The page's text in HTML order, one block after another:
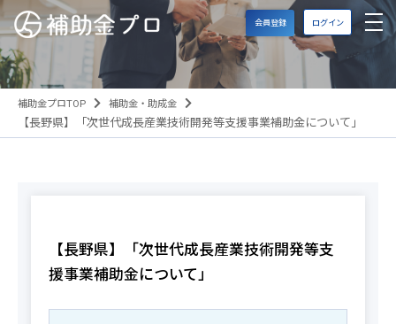
会員登録 ログイン
補助金プロTOP 補助金・助成金
【長野県】「次世代成長産業技術開発等支援事業補助金について」
【長野県】「次世代成長産業技術開発等支
援事業補助金について」